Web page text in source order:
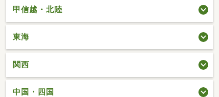
甲信越・北陸
東海
関西
中国・四国